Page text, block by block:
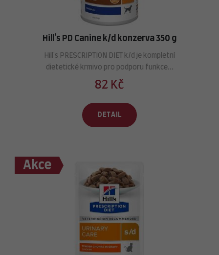
Hill's PD Canine k/d konzerva 350 g
Hill's PRESCRIPTION DIET k/d je kompletní
dietetické krmivo pro podporu funkce...
82 Kč
DETAIL